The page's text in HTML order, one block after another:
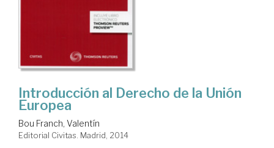
Introducción al Derecho de la Unión
Europea
Bou Franch, Valentín
Editorial Civitas. Madrid, 2014